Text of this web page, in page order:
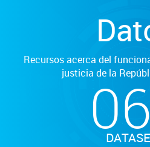
Recursos acerca del
justicia de la